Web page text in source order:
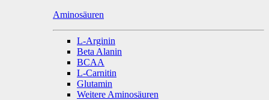
Aminosäuren
L-Arginin
Beta Alanin
BCAA
L-Carnitin
Glutamin
Weitere Aminosäuren